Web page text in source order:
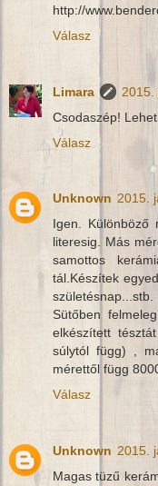
http://
Válasz
Limara
2015.
Csodaszép!
Válasz
Unknown 2015.
Igen. Különböző
literesig. Más
samottos
tál.Készítek
születésnap...stb.
Sütőben
elkészített
súlytól függ) ,
mérettől függ
Válasz
Unknown 2015.
Magas tüzű